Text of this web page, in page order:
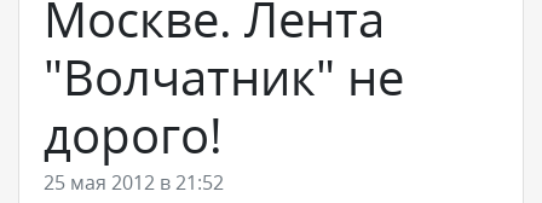
Москве. Лента
"Волчатник" не
дорого!
25 мая 2012 в 21:52